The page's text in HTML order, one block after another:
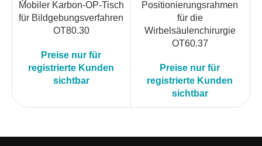
Mobiler Karbon-OP-Tisch
für Bildgebungsverfahren
OT80.30
Preise nur für
registrierte Kunden
sichtbar
Positionierungsrahmen
für die
Wirbelsäulenchirurgie
OT60.37
Preise nur für
registrierte Kunden
sichtbar